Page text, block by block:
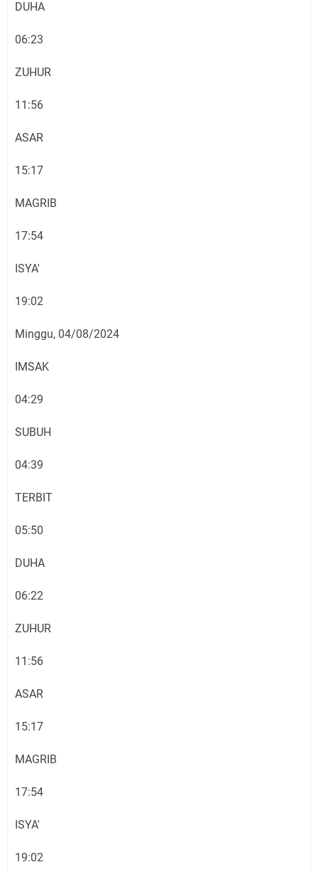
DUHA
06:23
ZUHUR
11:56
ASAR
15:17
MAGRIB
17:54
ISYA'
19:02
Minggu, 04/08/2024
IMSAK
04:29
SUBUH
04:39
TERBIT
05:50
DUHA
06:22
ZUHUR
11:56
ASAR
15:17
MAGRIB
17:54
ISYA'
19:02